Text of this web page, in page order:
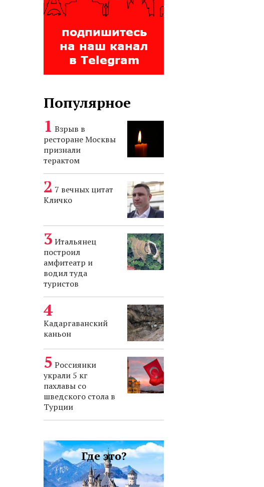
Популярное
Взрыв в
ресторане Москвы
признали
терактом
7 вечных цитат
Кличко
Итальянец
построил
амфитеатр и
водил туда
туристов
Кадаргаванский
каньон
Россиянки
украли 5 кг
пахлавы со
шведского стола в
Турции
Где это?